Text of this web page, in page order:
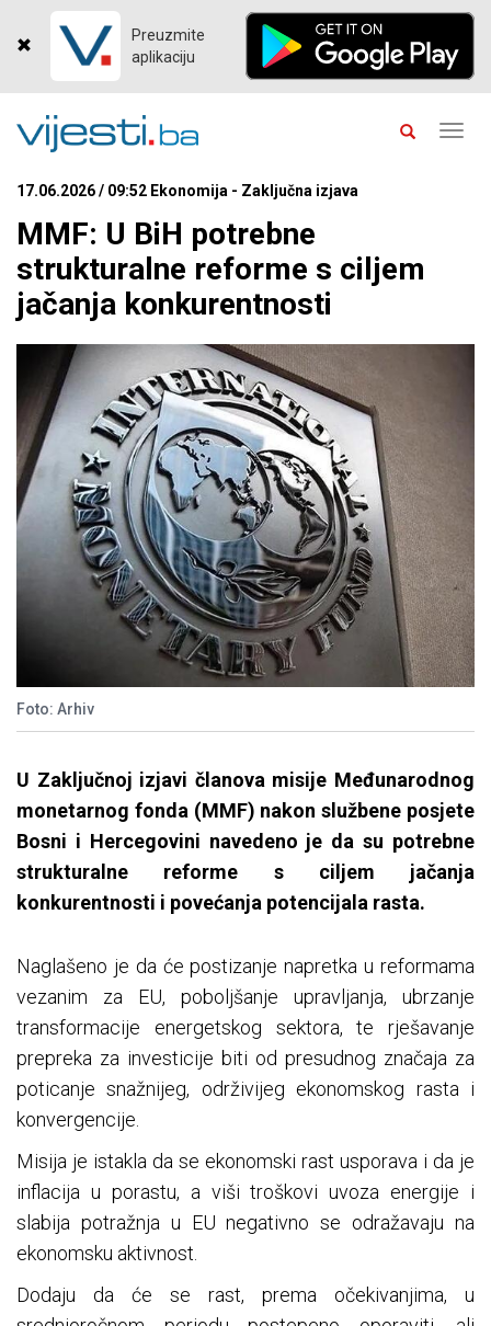
Preuzmite
aplikaciju
17.06.2026 / 09:52 Ekonomija - Zaključna izjava
MMF: U BiH potrebne
strukturalne reforme s ciljem
jačanja konkurentnosti
Foto: Arhiv
U Zaključnoj izjavi članova misije Međunarodnog
monetarnog fonda (MMF) nakon službene posjete
Bosni i Hercegovini navedeno je da su potrebne
strukturalne reforme s ciljem jačanja
konkurentnosti i povećanja potencijala rasta.
Naglašeno je da će postizanje napretka u reformama
vezanim za EU, poboljšanje upravljanja, ubrzanje
transformacije energetskog sektora, te rješavanje
prepreka za investicije biti od presudnog značaja za
poticanje snažnijeg, održivijeg ekonomskog rasta i
konvergencije.
Misija je istakla da se ekonomski rast usporava i da je
inflacija u porastu, a viši troškovi uvoza energije i
slabija potražnja u EU negativno se odražavaju na
ekonomsku aktivnost.
Dodaju da će se rast, prema očekivanjima, u